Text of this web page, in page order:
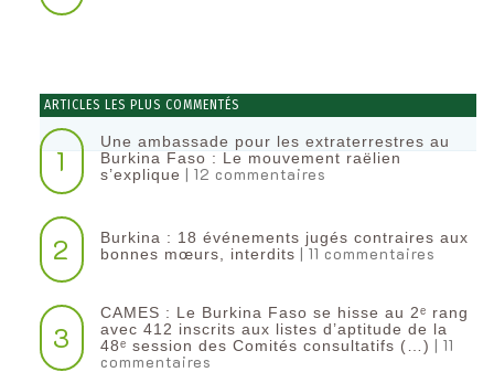
ARTICLES LES PLUS COMMENTÉS
1
Une ambassade pour les extraterrestres au
Burkina Faso : Le mouvement raëlien
s’explique | 12 commentaires
2
Burkina : 18 événements jugés contraires aux
bonnes mœurs, interdits | 11 commentaires
3
CAMES : Le Burkina Faso se hisse au 2ᵉ rang
avec 412 inscrits aux listes d’aptitude de la
48ᵉ session des Comités consultatifs (…) | 11
commentaires